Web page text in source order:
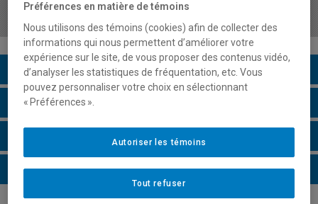
et intégration
Description du cours
Horaire - Été 2026
Horaire - Automne 2026
Horaire - Hiver 2027
Préférences en matière de témoins
Nous utilisons des témoins (cookies) afin de collecter des
informations qui nous permettent d’améliorer votre
expérience sur le site, de vous proposer des contenus vidéo,
d’analyser les statistiques de fréquentation, etc. Vous
pouvez personnaliser votre choix en sélectionnant
« Préférences ».
Tout refuser
Autoriser les témoins